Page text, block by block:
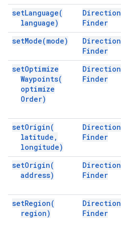
setLanguage(
language)
Direction
Finder
setMode(mode)
Direction
Finder
setOptimize
Waypoints(
optimize
Order)
Direction
Finder
setOrigin(
latitude ,
longitude)
Direction
Finder
setOrigin(
address)
Direction
Finder
setRegion(
region)
Direction
Finder